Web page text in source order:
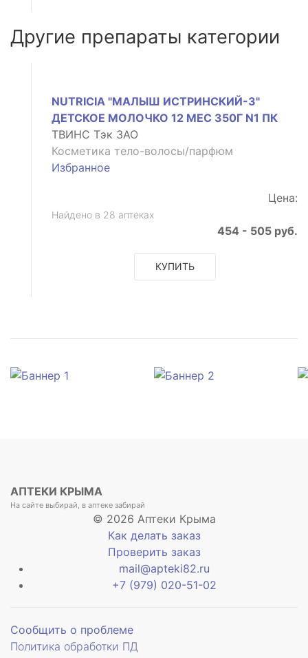
Другие препараты категории
NUTRICIA "МАЛЫШ ИСТРИНСКИЙ-3"
ДЕТСКОЕ МОЛОЧКО 12 МЕС 350Г N1 ПК
ТВИНС Тэк ЗАО
Косметика тело-волосы/парфюм
Избранное
Цена:
Найдено в 28 аптеках
454 - 505 руб.
КУПИТЬ
АПТЕКИ КРЫМА
На сайте выбирай, в аптеке забирай
© 2026 Аптеки Крыма
Как делать заказ
Проверить заказ
mail@apteki82.ru
+7 (979) 020-51-02
Сообщить о проблеме
Политика обработки ПД